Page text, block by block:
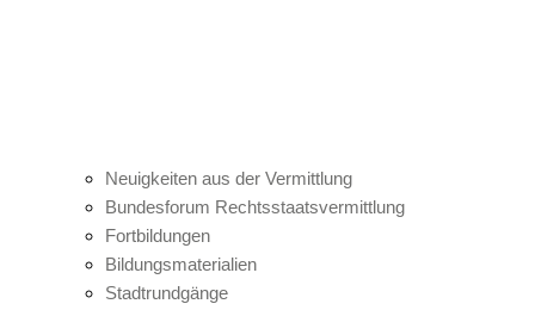
Neuigkeiten aus der Vermittlung
Bundesforum Rechtsstaatsvermittlung
Fortbildungen
Bildungsmaterialien
Stadtrundgänge